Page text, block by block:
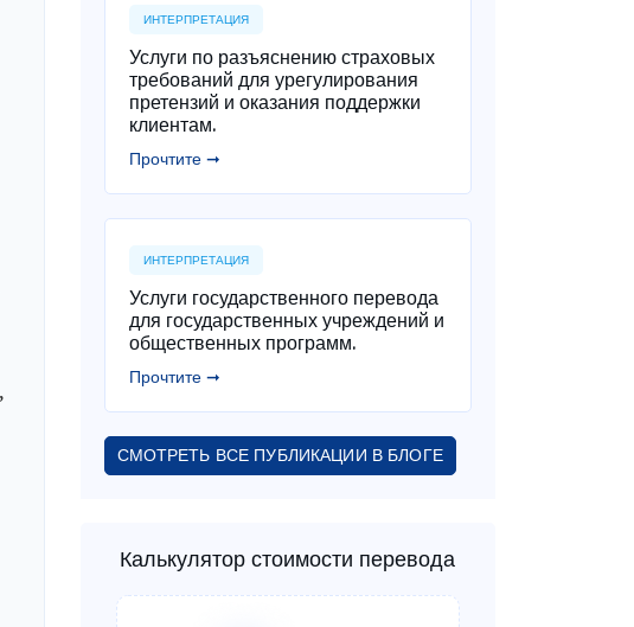
ИНТЕРПРЕТАЦИЯ
Услуги по разъяснению страховых
требований для урегулирования
претензий и оказания поддержки
клиентам.
Прочтите ➞
ИНТЕРПРЕТАЦИЯ
Услуги государственного перевода
для государственных учреждений и
общественных программ.
Прочтите ➞
СМОТРЕТЬ ВСЕ ПУБЛИКАЦИИ В БЛОГЕ
Калькулятор стоимости перевода